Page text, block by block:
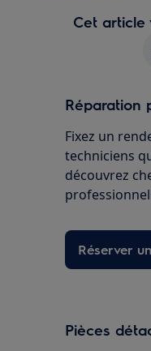
Cet article
Réparation
Fixez un
techniciens
découvrez
Réserver
Pièces